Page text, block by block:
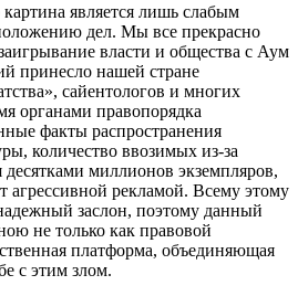
является лишь слабым
дел. Мы все прекрасно
власти и общества с Аум
принесло нашей стране
сайентологов и многих
органами правопорядка
факты распространения
количество ввозимых из-за
десятками миллионов экземпляров,
агрессивной рекламой. Всему этому
заслон, поэтому данный
не только как правовой
платформа, объединяющая
с этим злом.